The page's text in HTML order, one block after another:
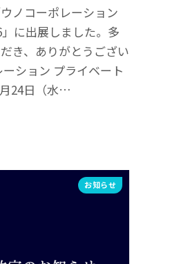
ノコーポレーション
に出展しました。多
き、ありがとうござい
ション プライベート
24日（水…
お知らせ